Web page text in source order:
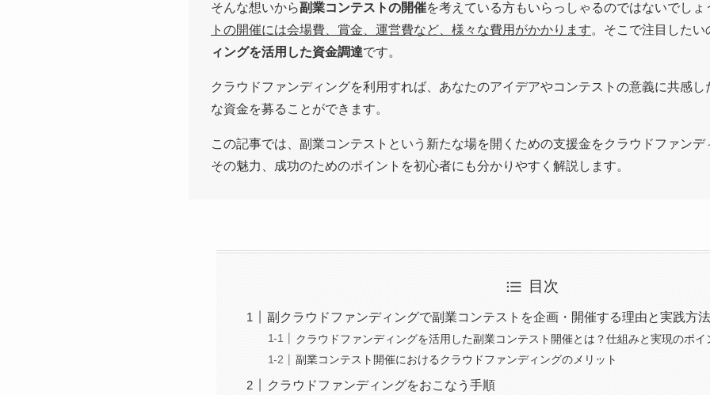
そんな想いから副業コンテストの開催を考えている方もいらっしゃるのではないでしょ
トの開催には会場費、賞金、運営費など、様々な費用がかかります。そこで注目したい
ィングを活用した資金調達です。
クラウドファンディングを利用すれば、あなたのアイデアやコンテストの意義に共感
な資金を募ることができます。
この記事では、副業コンテストという新たな場を開くための支援金をクラウドファン
その魅力、成功のためのポイントを初心者にも分かりやすく解説します。
目次
副クラウドファンディングで副業コンテストを企画・開催する理由と実践方法
クラウドファンディングを活用した副業コンテスト開催とは？仕組みと実現のポイ
副業コンテスト開催におけるクラウドファンディングのメリット
クラウドファンディングをおこなう手順